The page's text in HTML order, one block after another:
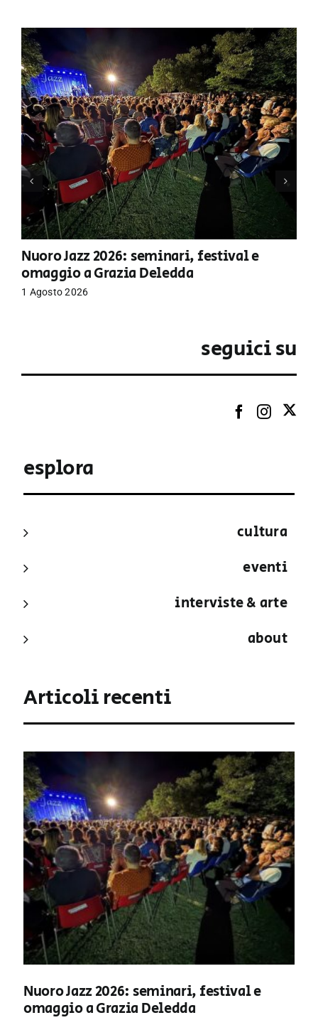
Nuoro Jazz 2026: seminari, festival e
omaggio a Grazia Deledda
1 Agosto 2026
seguici su
esplora
cultura
eventi
interviste & arte
about
Articoli recenti
Nuoro Jazz 2026: seminari, festival e
omaggio a Grazia Deledda